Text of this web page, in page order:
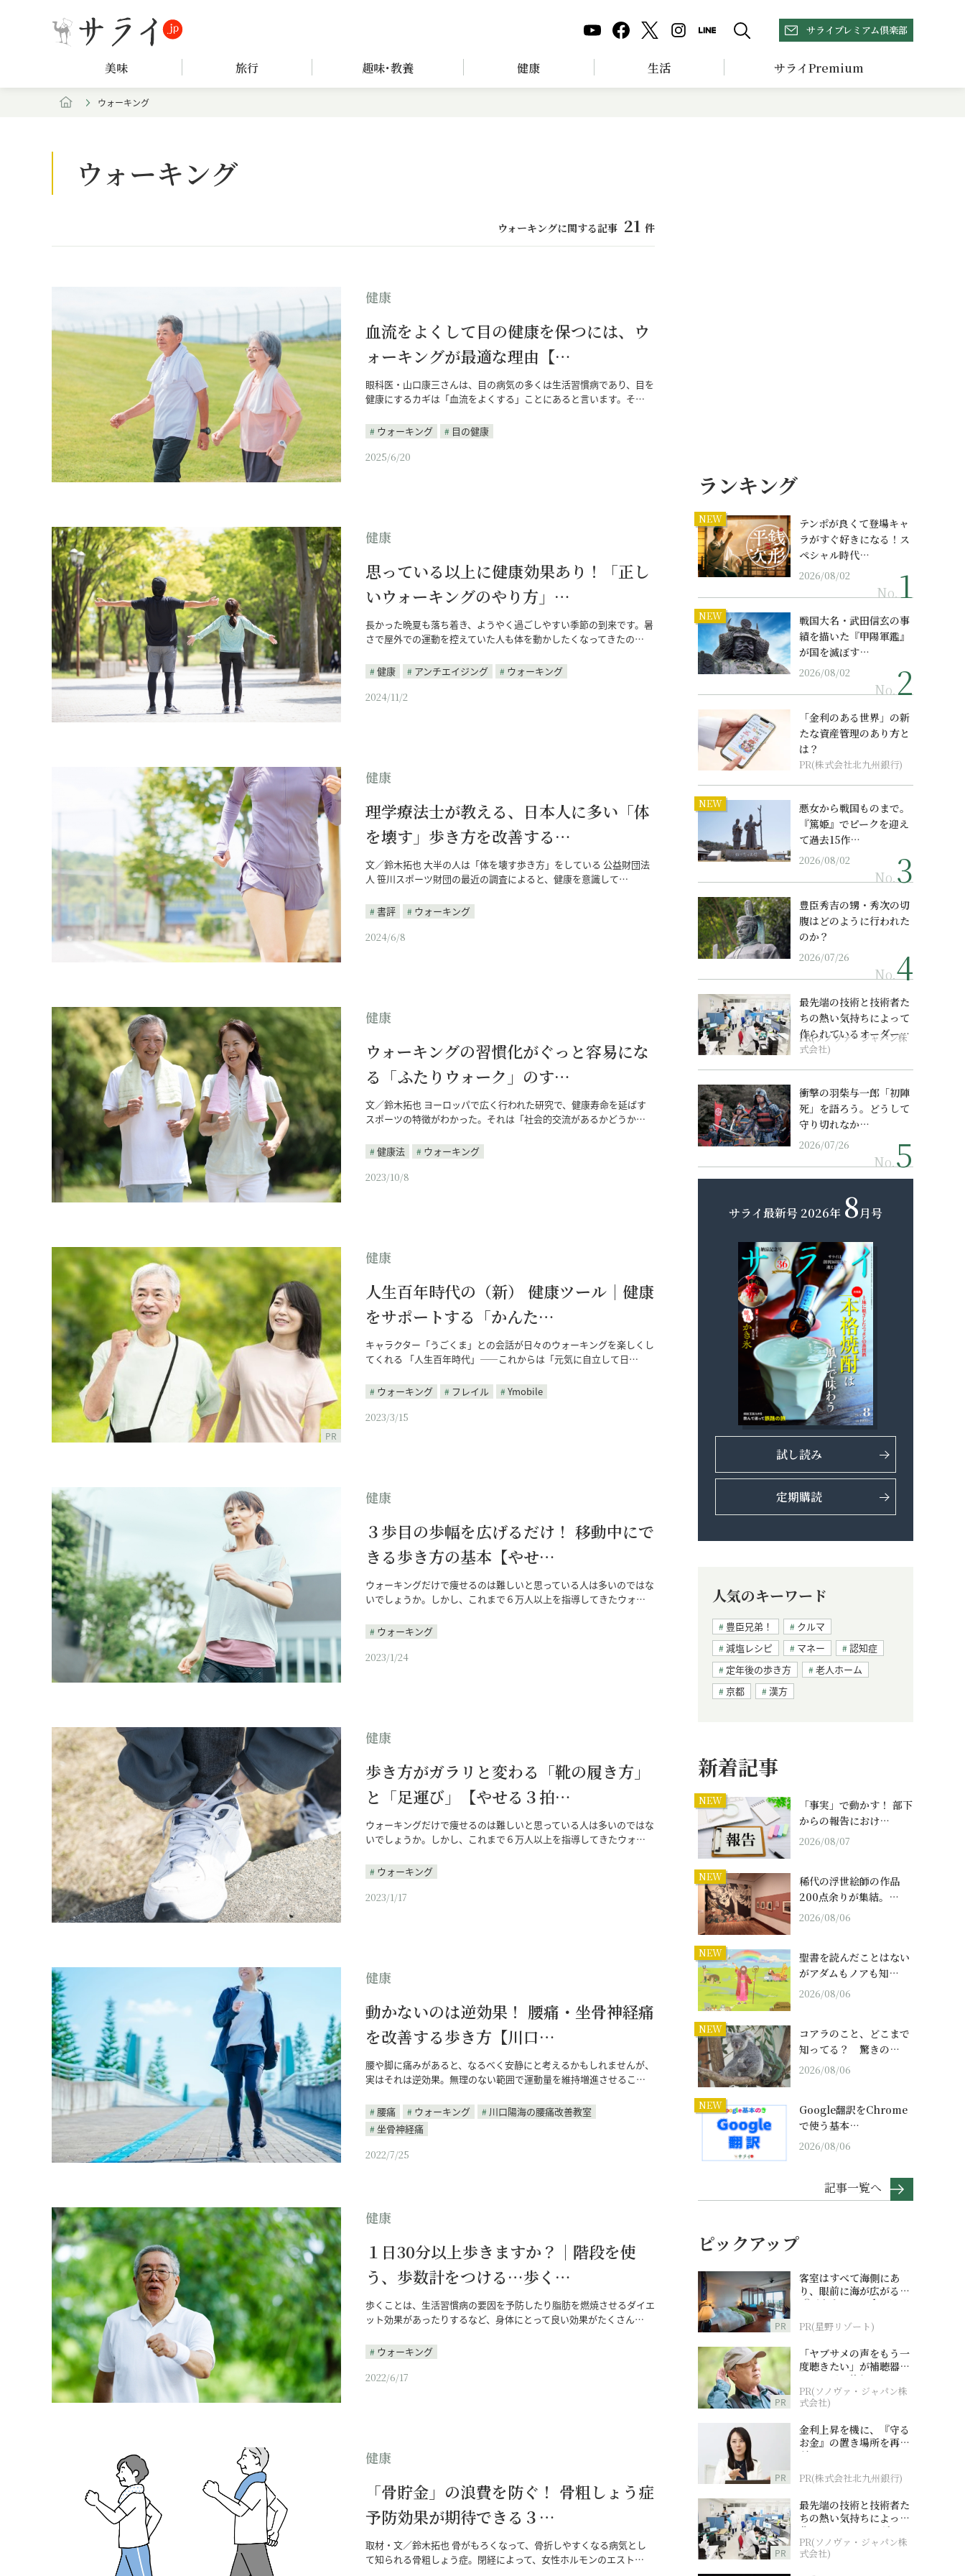
サライプレミアム倶楽部
美味 旅行 趣味･教養 健康 生活 サライPremium
ウォーキング
ウォーキング
ウォーキングに関する記事 21 件
健康
血流をよくして目の健康を保つには、ウ
ォーキングが最適な理由【…
眼科医・山口康三さんは、目の病気の多くは生活習慣病であり、目を
健康にするカギは「血流をよくする」ことにあると言います。そ…
ウォーキング
目の健康
2025/6/20
健康
思っている以上に健康効果あり！「正し
いウォーキングのやり方」…
長かった晩夏も落ち着き、ようやく過ごしやすい季節の到来です。暑
さで屋外での運動を控えていた人も体を動かしたくなってきたの…
健康 アンチエイジング
ウォーキング
2024/11/2
健康
理学療法士が教える、日本人に多い「体
を壊す」歩き方を改善する…
文／鈴木拓也 大半の人は「体を壊す歩き方」をしている 公益財団法
人 笹川スポーツ財団の最近の調査によると、健康を意識して…
書評
ウォーキング
2024/6/8
健康
ウォーキングの習慣化がぐっと容易にな
る「ふたりウォーク」のす…
文／鈴木拓也 ヨーロッパで広く行われた研究で、健康寿命を延ばす
スポーツの特徴がわかった。それは「社会的交流があるかどうか…
健康法
ウォーキング
2023/10/8
PR
健康
人生百年時代の（新） 健康ツール｜健康
をサポートする「かんた…
キャラクター「うごくま」との会話が日々のウォーキングを楽しくし
てくれる 「人生百年時代」――これからは「元気に自立して日…
ウォーキング フレイル
Ymobile
2023/3/15
健康
３歩目の歩幅を広げるだけ！ 移動中にで
きる歩き方の基本【やせ…
ウォーキングだけで痩せるのは難しいと思っている人は多いのではな
いでしょうか。しかし、これまで６万人以上を指導してきたウォ…
ウォーキング
2023/1/24
健康
歩き方がガラリと変わる「靴の履き方」
と「足運び」【やせる３拍…
ウォーキングだけで痩せるのは難しいと思っている人は多いのではな
いでしょうか。しかし、これまで６万人以上を指導してきたウォ…
ウォーキング
2023/1/17
健康
動かないのは逆効果！ 腰痛・坐骨神経痛
を改善する歩き方【川口…
腰や脚に痛みがあると、なるべく安静にと考えるかもしれませんが、
実はそれは逆効果。無理のない範囲で運動量を維持増進させるこ…
腰痛 ウォーキング
川口陽海の腰痛改善教室
坐骨神経痛
2022/7/25
健康
１日30分以上歩きますか？｜階段を使
う、歩数計をつける…歩く…
歩くことは、生活習慣病の要因を予防したり脂肪を燃焼させるダイエ
ット効果があったりするなど、身体にとって良い効果がたくさん…
ウォーキング
2022/6/17
健康
「骨貯金」の浪費を防ぐ！ 骨粗しょう症
予防効果が期待できる３…
取材・文／鈴木拓也 骨がもろくなって、骨折しやすくなる病気とし
て知られる骨粗しょう症。閉経によって、女性ホルモンのエスト…
ランキング
NEW
テンポが良くて登場キャ
ラがすぐ好きになる！ス
ペシャル時代…
2026/08/02
No.
NEW
戦国大名・武田信玄の事
績を描いた『甲陽軍鑑』
が国を滅ぼす…
2026/08/02
No.
「金利のある世界」の新
たな資産管理のあり方と
は？
PR(株式会社北九州銀行)
NEW
悪女から戦国ものまで。
『篤姫』でピークを迎え
て過去15作…
2026/08/02
No.
豊臣秀吉の甥・秀次の切
腹はどのように行われた
のか？
2026/07/26
No.
最先端の技術と技術者た
ちの熱い気持ちによって
作られているオーダーメ
イド補聴器
PR(ソノヴァ・ジャパン株
式会社)
衝撃の羽柴与一郎「初陣
死」を語ろう。どうして
守り切れなか…
2026/07/26
No.
サライ最新号 2026年 8月号
試し読み
定期購読
人気のキーワード
豊臣兄弟！
クルマ
減塩レシピ
マネー
認知症
定年後の歩き方
老人ホーム
京都
漢方
新着記事
NEW
「事実」で動かす！ 部下
からの報告におけ…
2026/08/07
NEW
稀代の浮世絵師の作品
200点余りが集結。…
2026/08/06
NEW
聖書を読んだことはない
がアダムもノアも知…
2026/08/06
NEW
コアラのこと、どこまで
知ってる？ 驚きの…
2026/08/06
NEW
Google翻訳をChrome
で使う基本…
2026/08/06
記事一覧へ
ピックアップ
PR
客室はすべて海側にあ
り、眼前に海が広がる
『西表島ホテル by 星野
PR(星野リゾート)
PR
「ヤブサメの声をもう一
度聴きたい」が補聴器チ
ャレンジの後押しに
PR(ソノヴァ・ジャパン株
式会社)
PR
金利上昇を機に、『守る
お金』の置き場所を再検
討
PR(株式会社北九州銀行)
PR
最先端の技術と技術者た
ちの熱い気持ちによって
作られているオーダーメ
イド補聴器
PR(ソノヴァ・ジャパン株
式会社)